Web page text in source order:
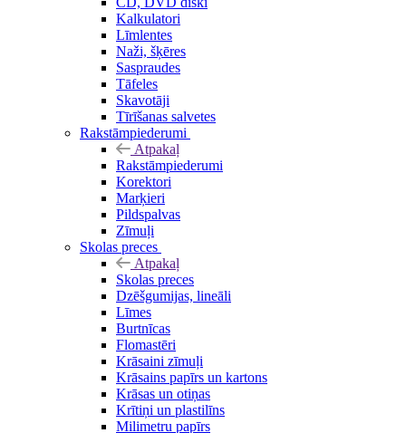
Kalkulatori
Līmlentes
Naži, šķēres
Saspraudes
Tāfeles
Skavotāji
Tīrīšanas salvetes
Rakstāmpiederumi
Atpakaļ
Rakstāmpiederumi
Korektori
Marķieri
Pildspalvas
Zīmuļi
Skolas preces
Atpakaļ
Skolas preces
Dzēšgumijas, lineāli
Līmes
Burtnīcas
Flomastēri
Krāsaini zīmuļi
Krāsains papīrs un kartons
Krāsas un otiņas
Krītiņi un plastilīns
Milimetru papīrs